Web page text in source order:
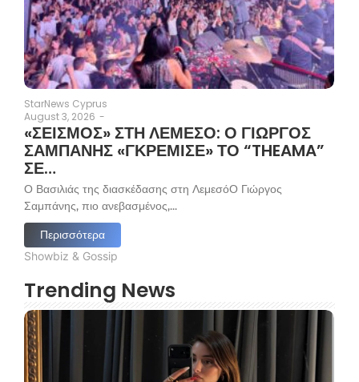
StarNews Cyprus
August 3, 2026 -
«ΣΕΙΣΜΟΣ» ΣΤΗ ΛΕΜΕΣΟ: Ο ΓΙΩΡΓΟΣ
ΣΑΜΠΑΝΗΣ «ΓΚΡΕΜΙΣΕ» ΤΟ “THEAMA”
ΣΕ…
Ο Βασιλιάς της διασκέδασης στη ΛεμεσόΟ Γιώργος
Σαμπάνης, πιο ανεβασμένος,...
Περισσότερα
Showbiz & Gossip
Trending News